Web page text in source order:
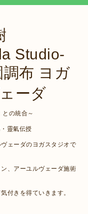
Studio-
調布 ヨガ
ーダ
との統合～
靈氣伝授
ェーダのヨガスタジオで
、アーユルヴェーダ施術
付きを得ていきます。